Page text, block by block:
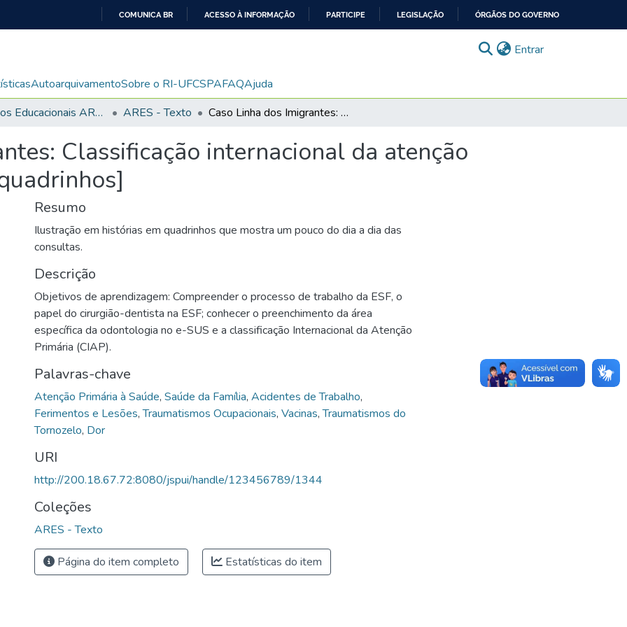
CONTEÚDO
COMUNICA BR ACESSO À INFORMAÇÃO PARTICIPE LEGISLAÇÃO ÓRGÃOS DO GOVERNO
Entrar(current)
AutoarquivamentoSobre o RI-UFCSPAFAQAjuda
Recursos Educacionais ARES/UNA-SUS
ARES - Texto Caso Linha dos Imigrantes: Classificação internacional da atenção primária [história em quadrinhos]
Classificação internacional da atenção
Resumo
Ilustração em histórias em quadrinhos que mostra um pouco do dia a dia das
consultas.
Descrição
Objetivos de aprendizagem: Compreender o processo de trabalho da ESF, o
papel do cirurgião-dentista na ESF; conhecer o preenchimento da área
específica da odontologia no e-SUS e a classificação Internacional da Atenção
Primária (CIAP).
Palavras-chave
Atenção Primária à Saúde, Saúde da Família, Acidentes de Trabalho,
Ferimentos e Lesões,Traumatismos Ocupacionais, Vacinas,Traumatismos do
Tornozelo, Dor
URI
http://200.18.67.72:8080/jspui/handle/123456789/1344
Coleções
ARES - Texto
Página do item completo Estatísticas do item